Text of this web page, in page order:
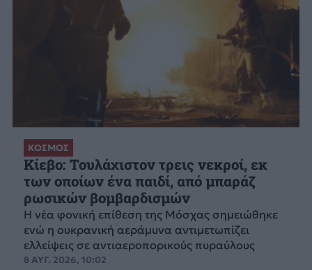
ΚΟΣΜΟΣ
Κίεβο: Τουλάχιστον τρεις νεκροί, εκ
των οποίων ένα παιδί, από μπαράζ
ρωσικών βομβαρδισμών
Η νέα φονική επίθεση της Μόσχας σημειώθηκε
ενώ η ουκρανική αεράμυνα αντιμετωπίζει
ελλείψεις σε αντιαεροπορικούς πυραύλους
8 ΑΥΓ. 2026, 10:02